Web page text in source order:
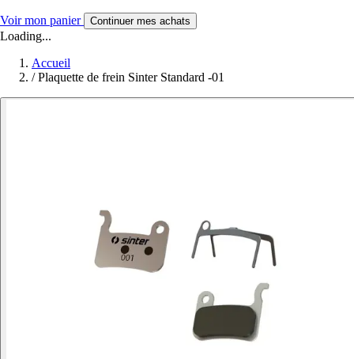
Voir mon panier Continuer mes achats
Loading...
Accueil
/ Plaquette de frein Sinter Standard -01